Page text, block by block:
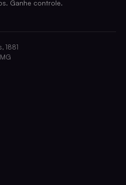
Ganhe controle.
1881